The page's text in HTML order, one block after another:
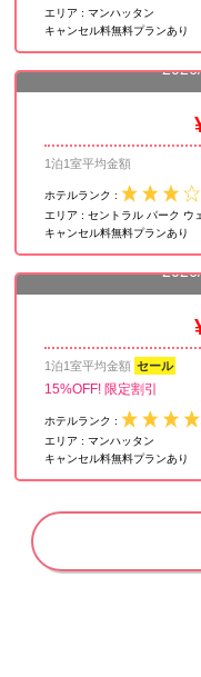
エリア :マンハッタン
キャンセル料無料プランあり
1泊1室平均金額
ホテルランク :
エリア :セントラル パーク ウ
キャンセル料無料プランあり
1泊1室平均金額 セール
15%OFF! 限定割引
ホテルランク :
エリア :マンハッタン
キャンセル料無料プランあり